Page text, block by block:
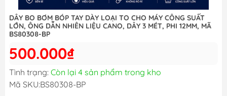
DÂY BO BƠM BÓP TAY DÀY LOẠI TO CHO MÁY CÔNG SUẤT
LỚN, ÔNG DẪN NHIÊN LIỆU CANO, DÂY 3 MÉT, PHI 12MM, MÃ
BS80308-BP
500.000₫
Tình trạng: Còn lại 4 sản phẩm trong kho
Mã SKU:BS80308-BP